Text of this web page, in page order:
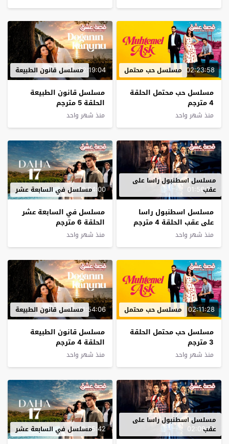
02:23:58 مسلسل حب محتمل
مسلسل حب محتمل الحلقة
4 مترجم
منذ شهر واحد
02:19:04مسلسل قانون الطبيعة
مسلسل قانون الطبيعة
الحلقة 5 مترجم
منذ شهر واحد
01:56:25
مسلسل اسطنبول راسا على
عقب
مسلسل اسطنبول راسا
على عقب الحلقة 4 مترجم
منذ شهر واحد
02:24:00
مسلسل في السابعة عشر
مسلسل في السابعة عشر
الحلقة 6 مترجم
منذ شهر واحد
02:11:28 مسلسل حب محتمل
مسلسل حب محتمل الحلقة
3 مترجم
منذ شهر واحد
01:54:06مسلسل قانون الطبيعة
مسلسل قانون الطبيعة
الحلقة 4 مترجم
منذ شهر واحد
02:09:19
مسلسل اسطنبول راسا على
عقب
02:35:42
مسلسل في السابعة عشر